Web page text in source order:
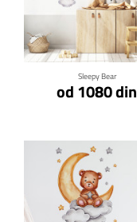
Sleepy Bear
od 1080 din
Klikni za detalje